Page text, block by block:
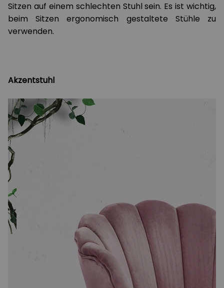
Sitzen auf einem schlechten Stuhl sein. Es ist wichtig,
beim Sitzen ergonomisch gestaltete Stühle zu
verwenden.
Akzentstuhl